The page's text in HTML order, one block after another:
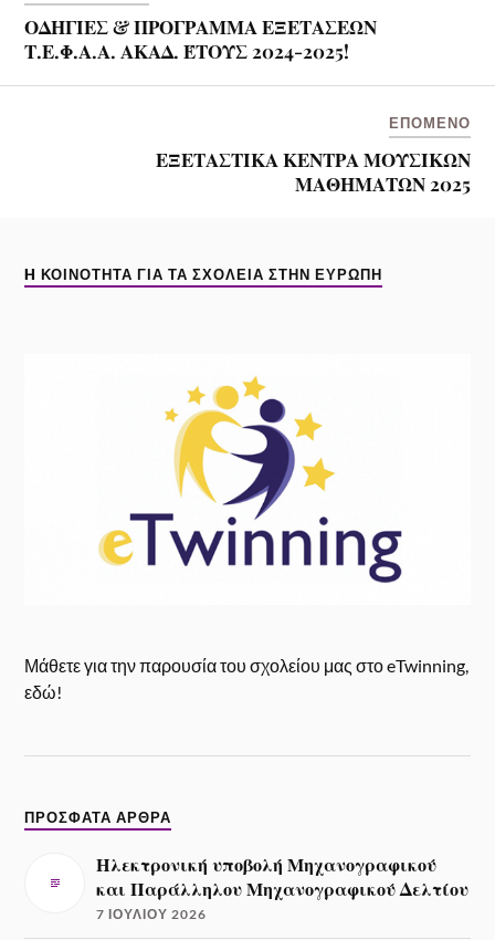
ΟΔΗΓΙΕΣ & ΠΡΟΓΡΑΜΜΑ ΕΞΕΤΑΣΕΩΝ
Τ.Ε.Φ.Α.Α. ΑΚΑΔ. ΈΤΟΥΣ 2024-2025!
ΕΠΌΜΕΝΟ
ΕΞΕΤΑΣΤΙΚΑ ΚΕΝΤΡΑ ΜΟΥΣΙΚΩΝ
ΜΑΘΗΜΑΤΩΝ 2025
H ΚΟΙΝΌΤΗΤΑ ΓΙΑ ΤΑ ΣΧΟΛΕΊΑ ΣΤΗΝ ΕΥΡΏΠΗ
Μάθετε για την παρουσία του σχολείου μας στο eTwinning,
εδώ!
ΠΡΌΣΦΑΤΑ ΆΡΘΡΑ
Ηλεκτρονική υποβολή Μηχανογραφικού
και Παράλληλου Μηχανογραφικού Δελτίου
7 ΙΟΥΛΊΟΥ 2026